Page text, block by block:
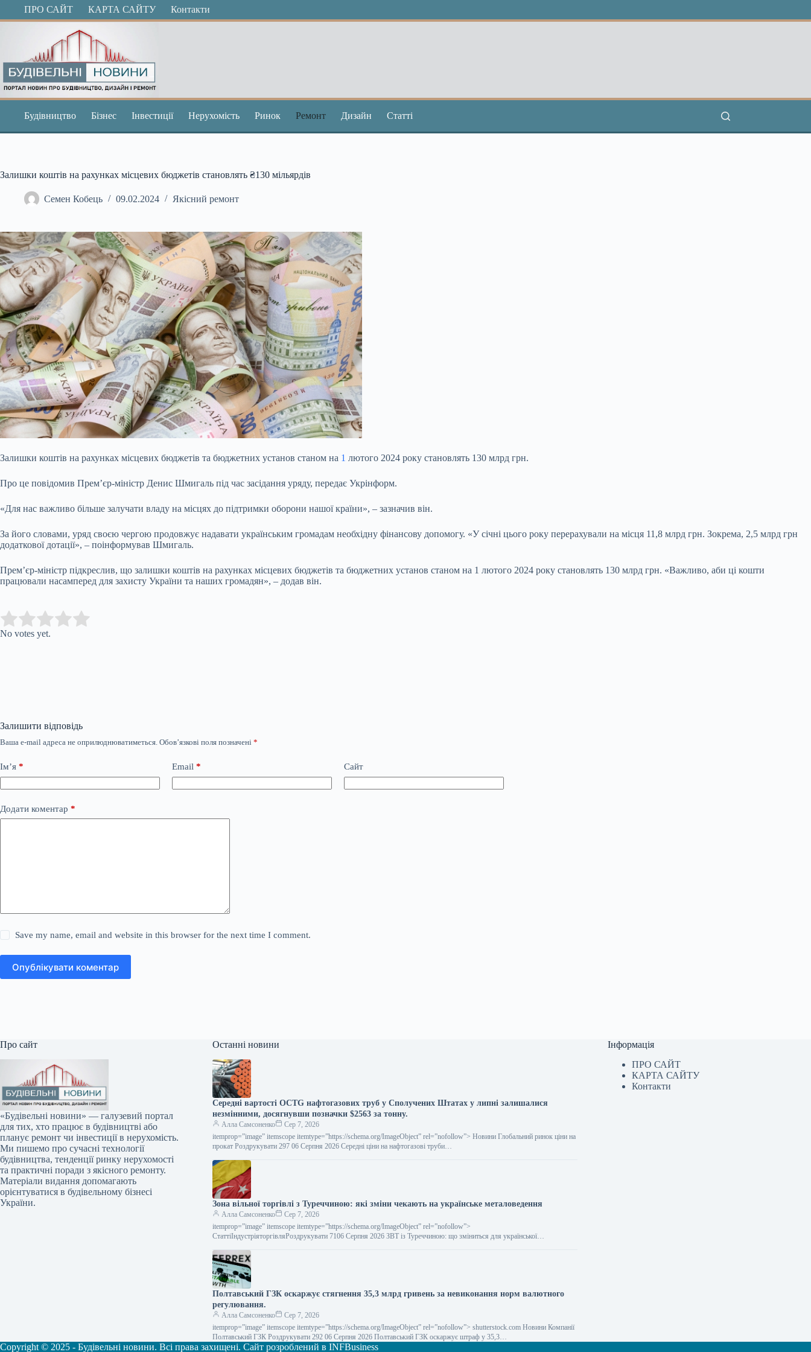
ПерейтиПРО САЙТ КАРТА САЙТУ Контакти
Будівництво Бізнес Інвестиції Нерухомість Ринок Ремонт Дизайн Статті
Залишки коштів на рахунках місцевих бюджетів становлять ₴130 мільярдів
Семен Кобець 09.02.2024 Якісний ремонт
Залишки коштів на рахунках місцевих бюджетів та бюджетних установ станом на 1 лютого 2024 року становлять 130 млрд грн.
Про це повідомив Прем’єр-міністр Денис Шмигаль під час засідання уряду, передає Укрінформ.
«Для нас важливо більше залучати владу на місцях до підтримки оборони нашої країни», – зазначив він.
За його словами, уряд своєю чергою продовжує надавати українським громадам необхідну фінансову допомогу. «У січні цього року перерахували на місця 11,8 млрд грн. Зокрема, 2,5 млрд грн
додаткової дотації», – поінформував Шмигаль.
Прем’єр-міністр підкреслив, що залишки коштів на рахунках місцевих бюджетів та бюджетних установ станом на 1 лютого 2024 року становлять 130 млрд грн. «Важливо, аби ці кошти
працювали насамперед для захисту України та наших громадян», – додав він.
Rate this item:
No votes yet.
Залишити відповідь
Ваша e-mail адреса не оприлюднюватиметься. Обов’язкові поля позначені *
Ім’я * Email * Сайт
Додати коментар *
Save my name, email and website in this browser for the next time I comment.
Опублікувати коментар
Про сайт
«Будівельні новини» — галузевий портал
для тих, хто працює в будівництві або
планує ремонт чи інвестиції в нерухомість.
Ми пишемо про сучасні технології
будівництва, тенденції ринку нерухомості
та практичні поради з якісного ремонту.
Матеріали видання допомагають
орієнтуватися в будівельному бізнесі
України.
Останні новини
Середні вартості OCTG нафтогазових труб у Сполучених Штатах у липні залишалися
незмінними, досягнувши позначки $2563 за тонну.
Алла Самсоненко
Сер 7, 2026
itemprop=”image” itemscope itemtype=”https://schema.org/ImageObject” rel=”nofollow”> Новини Глобальний ринок ціни на
прокат Роздрукувати 297 06 Серпня 2026 Середні ціни на нафтогазові труби…
Зона вільної торгівлі з Туреччиною: які зміни чекають на українське металоведення
Алла Самсоненко
Сер 7, 2026
itemprop=”image” itemscope itemtype=”https://schema.org/ImageObject” rel=”nofollow”>
СтаттіІндустріяторгівляРоздрукувати 7106 Серпня 2026 ЗВТ із Туреччиною: що зміниться для української
Полтавський ГЗК оскаржує стягнення 35,3 млрд гривень за невиконання норм валютного
регулювання.
Алла Самсоненко
Сер 7, 2026
itemprop=”image” itemscope itemtype=”https://schema.org/ImageObject” rel=”nofollow”> shutterstock.com Новини Компанії
Полтавський ГЗК Роздрукувати 292 06 Серпня 2026 Полтавський ГЗК оскаржує штраф у 35,3…
Інформація
ПРО САЙТ
КАРТА САЙТУ
Контакти
Copyright © 2025 - Будівельні новини. Всі права захищені. Сайт розроблений в INFBusiness